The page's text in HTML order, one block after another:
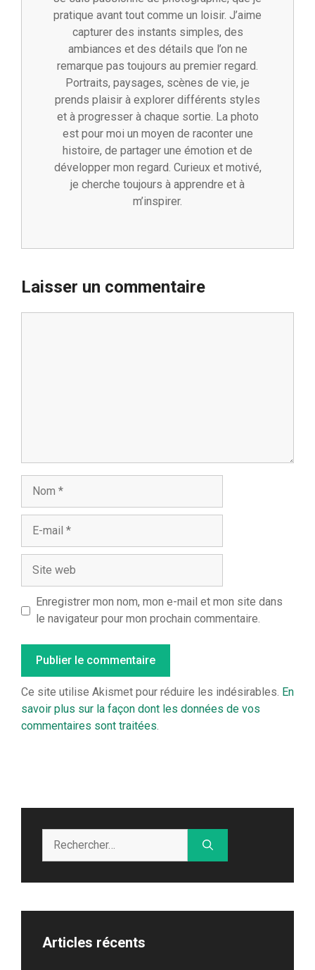
pratique avant tout comme un loisir. J’aime
capturer des instants simples, des
ambiances et des détails que l’on ne
remarque pas toujours au premier regard.
Portraits, paysages, scènes de vie, je
prends plaisir à explorer différents styles
et à progresser à chaque sortie. La photo
est pour moi un moyen de raconter une
histoire, de partager une émotion et de
développer mon regard. Curieux et motivé,
je cherche toujours à apprendre et à
m’inspirer.
Laisser un commentaire
Enregistrer mon nom, mon e-mail et mon site dans
le navigateur pour mon prochain commentaire.
Ce site utilise Akismet pour réduire les indésirables. En
savoir plus sur la façon dont les données de vos
commentaires sont traitées.
Articles récents